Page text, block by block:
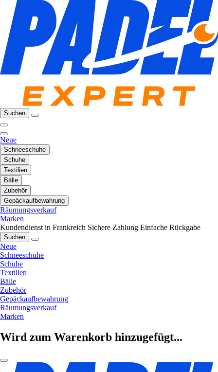
Suchen
Neue
Schneeschuhe
Schuhe
Textilien
Bälle
Zubehör
Gepäckaufbewahrung
Räumungsverkauf
Marken
Kundendienst in Frankreich Sichere Zahlung Einfache Rückgabe
Suchen
Neue
Schneeschuhe
Schuhe
Textilien
Bälle
Zubehör
Gepäckaufbewahrung
Räumungsverkauf
Marken
Wird zum Warenkorb hinzugefügt...